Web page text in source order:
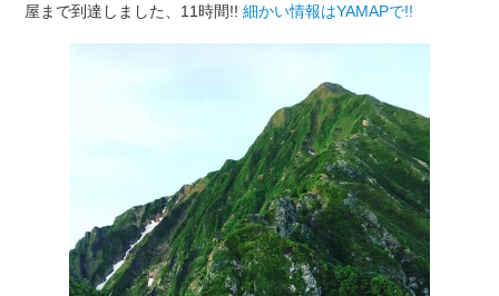
屋まで到達しました、11時間!! 細かい情報はYAMAPで!!